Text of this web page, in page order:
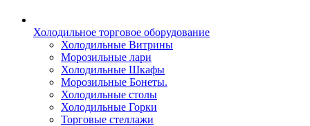
Холодильное торговое оборудование
Холодильные Витрины
Морозильные лари
Холодильные Шкафы
Морозильные Бонеты.
Холодильные столы
Холодильные Горки
Торговые стеллажи